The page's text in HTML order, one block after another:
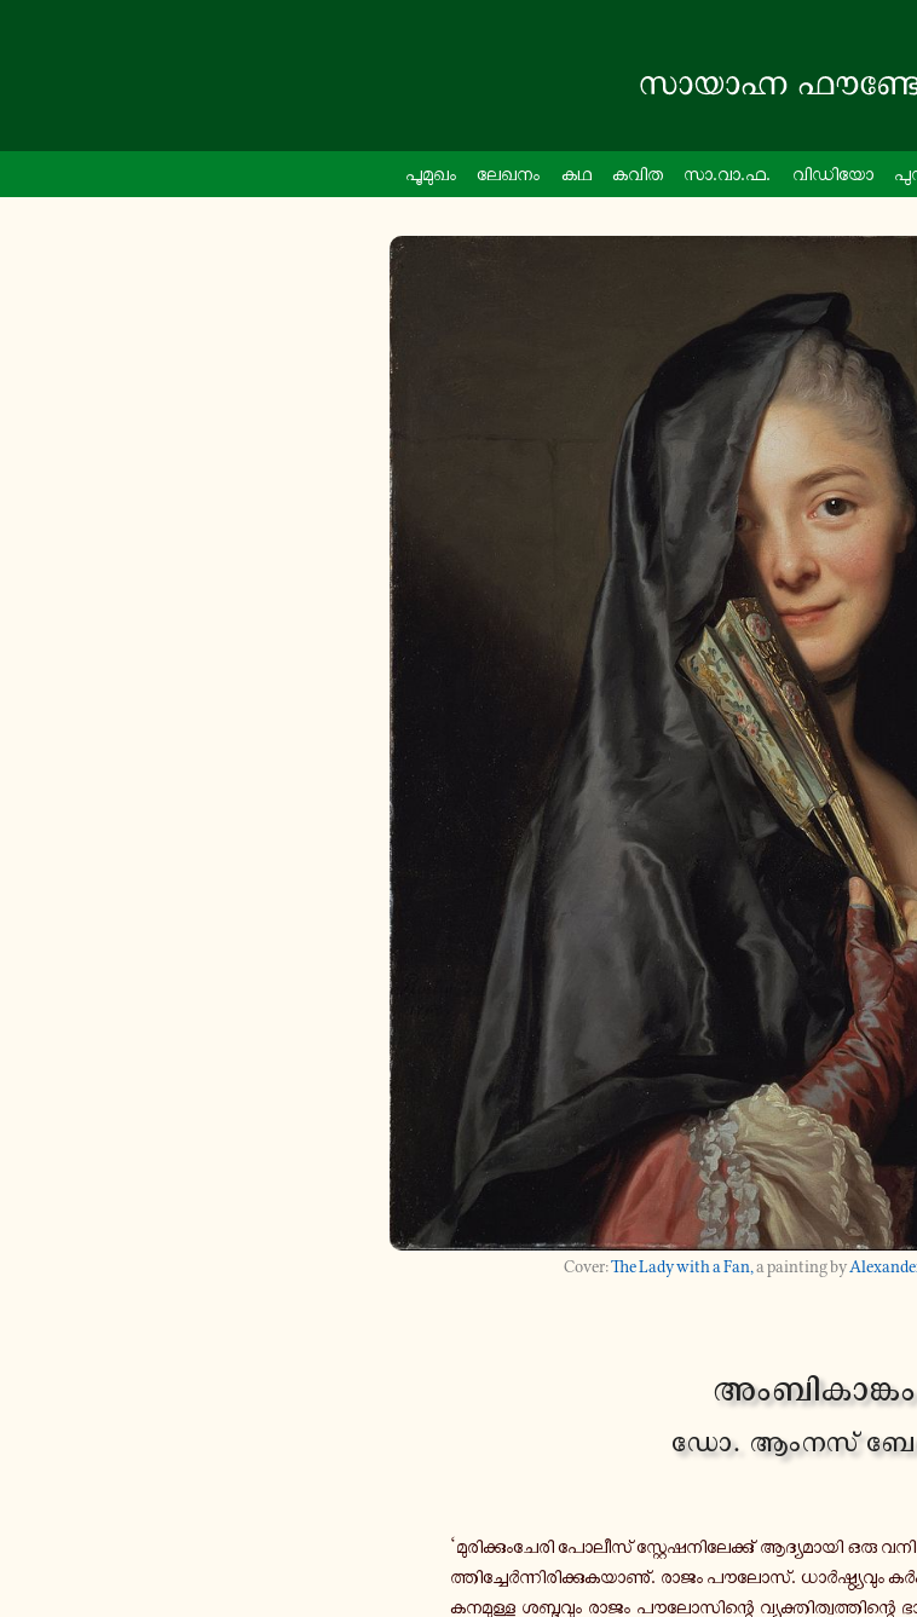
പൂ­മു­ഖം ലേഖനം കഥ കവിത സാ.വാ.ഫ. വി­ഡി­യോ
The Lady with a Fan,a painting by
അം­ബി­കാ­ങ്കം
ഡോ. ആംനസ്
‘മു­രി­ക്കും­ചേ­രി പോ­ലീ­സ് സ്റ്റേ­ഷ­നി­ലേ­ക്കു് ആ­ദ്യ­മാ­യി ഒരു
ത്തി­ച്ചേർ­ന്നി­രി­ക്കു­ക­യാ­ണു്. രാജം പൗ­ലോ­സ്. ധാർ­ഷ്ഠ്യ­വും
ക­ന­മു­ള്ള ശ­ബ്ദ­വും രാജം പൗ­ലോ­സി­ന്റെ വ്യ­ക്തി­ത്വ­ത്തി­ന്റെ